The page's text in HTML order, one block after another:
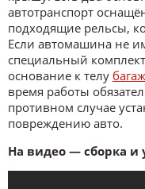
автотранспорт
подходящие рельсы,
Если автомашина не
специальный
основание к телу
время работы
противном случае
повреждению авто.
На видео — сборка и